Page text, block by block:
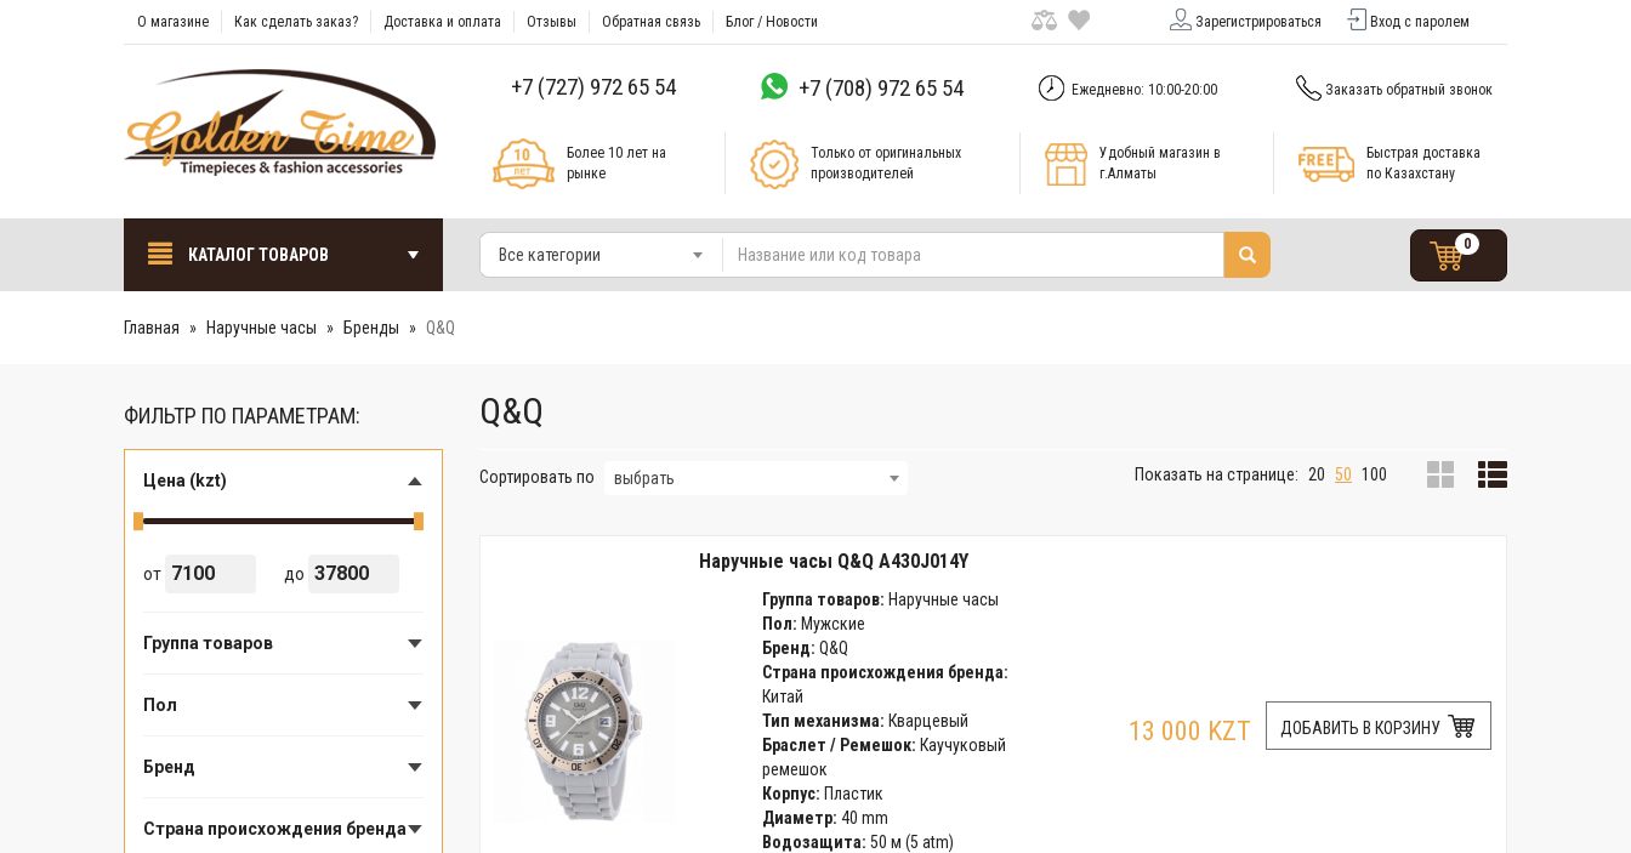
О магазине Как сделать заказ? Доставка и оплата Отзывы Обратная связь Блог / Новости Зарегистрироваться Вход с паролем
+7 (727) 972 65 54 +7 (708) 972 65 54 Ежедневно: 10:00-20:00 Заказать обратный звонок
Более 10 лет на
рынке
Только от оригинальных
производителей
Удобный магазин в
г.Алматы
Быстрая доставка
по Казахстану
КАТАЛОГ ТОВАРОВ Все категории
0
Главная Наручные часы Бренды Q&Q
ФИЛЬТР ПО ПАРАМЕТРАМ:
Цена (kzt)
от до
Группа товаров
Пол
Бренд
Страна происхождения бренда
Q&Q
Сортировать по выбрать Показать на странице: 20 50 100
Наручные часы Q&Q A430J014Y
Группа товаров: Наручные часы
Пол: Мужские
Бренд: Q&Q
Страна происхождения бренда:
Китай
Тип механизма: Кварцевый
Браслет / Ремешок: Каучуковый
ремешок
Корпус: Пластик
Диаметр: 40 mm
Водозащита: 50 м (5 atm)
13 000 KZT ДОБАВИТЬ В КОРЗИНУ